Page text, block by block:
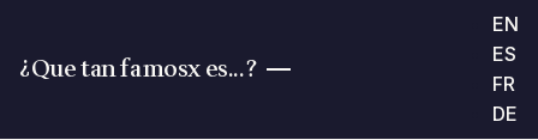
¿Que tan famosx es...?
EN
ES
FR
DE